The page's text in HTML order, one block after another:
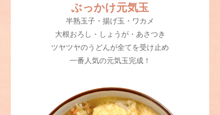
ぶっかけ元気玉
半熟玉子・揚げ玉・ワカメ
大根おろし・しょうが・あさつき
ツヤツヤのうどんが全てを受け止め
一番人気の元気玉完成！